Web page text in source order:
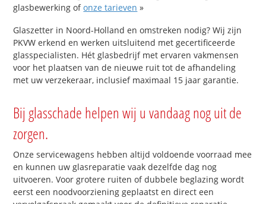
glasbewerking ofonze tarieven »
Glaszetter in Noord-Holland en omstreken nodig? Wij zijn
PKVW erkend en werken uitsluitend met gecertificeerde
glasspecialisten. Hét glasbedrijf met ervaren vakmensen
voor het plaatsen van de nieuwe ruit tot de afhandeling
met uw verzekeraar, inclusief maximaal 15 jaar garantie.
Bij glasschade helpen wij u vandaag nog uit de
zorgen.
Onze servicewagens hebben altijd voldoende voorraad mee
en kunnen uw glasreparatie vaak dezelfde dag nog
uitvoeren. Voor grotere ruiten of dubbele beglazing wordt
eerst een noodvoorziening geplaatst en direct een